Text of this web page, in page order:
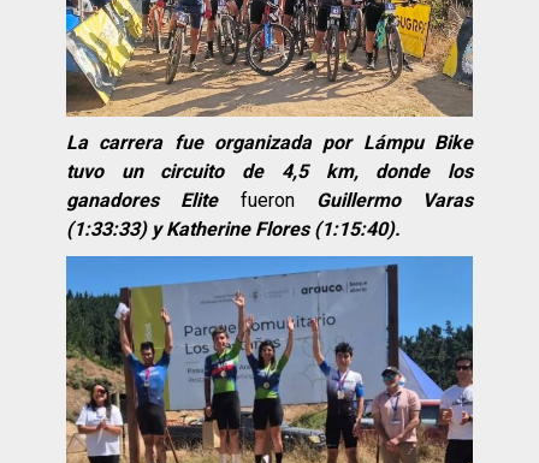
La carrera fue organizada por Lámpu Bike
tuvo un circuito de 4,5 km, donde los
ganadores Elitefueron Guillermo Varas
(1:33:33) y Katherine Flores (1:15:40).